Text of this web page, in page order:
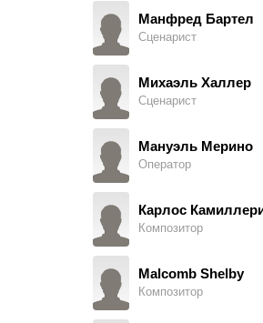
Розальба Нери
Давид де Кейзер
Хесус Франко
Херберт Фукс
Густаво Ре
Манфред Бартел
Сценарист
Михаэль Халлер
Сценарист
Мануэль Мерино
Оператор
Карлос
Композитор
Malcomb Shelby
Композитор